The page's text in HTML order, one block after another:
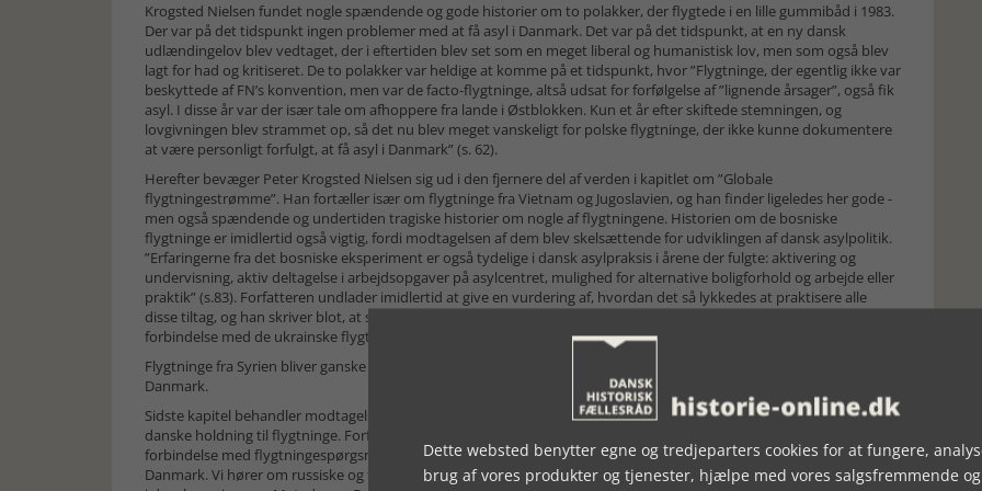
Krogsted Nielsen fundet nogle spændende og gode historier om to polakker, der flygtede i en lille gummibåd i 1983.
Der var på det tidspunkt ingen problemer med at få asyl i Danmark. Det var på det tidspunkt, at en ny dansk
udlændingelov blev vedtaget, der i eftertiden blev set som en meget liberal og humanistisk lov, men som også blev
lagt for had og kritiseret. De to polakker var heldige at komme på et tidspunkt, hvor ”Flygtninge, der egentlig ikke var
beskyttede af FN’s konvention, men var de facto-flygtninge, altså udsat for forfølgelse af ”lignende årsager”, også fik
asyl. I disse år var der især tale om afhoppere fra lande i Østblokken. Kun et år efter skiftede stemningen, og
lovgivningen blev strammet op, så det nu blev meget vanskeligt for polske flygtninge, der ikke kunne dokumentere
at være personligt forfulgt, at få asyl i Danmark” (s. 62).
Herefter bevæger Peter Krogsted Nielsen sig ud i den fjernere del af verden i kapitlet om ”Globale
flygtningestrømme”. Han fortæller især om flygtninge fra Vietnam og Jugoslavien, og han finder ligeledes her gode -
men også spændende og undertiden tragiske historier om nogle af flygtningene. Historien om de bosniske
flygtninge er imidlertid også vigtig, fordi modtagelsen af dem blev skelsættende for udviklingen af dansk asylpolitik.
”Erfaringerne fra det bosniske eksperiment er også tydelige i dansk asylpraksis i årene der fulgte: aktivering og
undervisning, aktiv deltagelse i arbejdsopgaver på asylcentret, mulighed for alternative boligforhold og arbejde eller
praktik” (s.83). Forfatteren undlader imidlertid at give en vurdering af, hvordan det så lykkedes at praktisere alle
disse tiltag, og han skriver blot, at sporene efter denne lov tydeligt kan ses i den særlovgivning, der blev indført i
forbindelse med de ukrainske flygtninge. Heller ikke her vurderer han, hvilke erfaringer man egentlig gjorde.
Flygtninge fra Syrien bliver ganske kort omtalt, selv om det drejede sig om mere end 20.000 syrere, der fik asyl i
Danmark.
Sidste kapitel behandler modtagelsen af flygtningene. Det forsøger at klarlægge de udsving, der har været i den
danske holdning til flygtninge. Forfatteren slår fast, at modtagelsen har været præget af politisk brug og misbrug i
forbindelse med flygtningespørgsmålet. Han laver forskellige nedslag i historien om de flygtninge, der kom til
Danmark. Vi hører om russiske og tyske jøder, og om hvordan jødernes skæbne under besættelsen bliver behandlet
Dette websted benytter egne og tredjeparters cookies for at fungere,
brug af vores produkter og tjenester, hjælpe med vores salgsfremmende og